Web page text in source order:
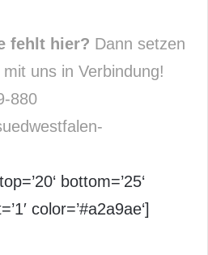
fehlt hier? Dann setzen
uns in Verbindung!
880
bottom=’25‘
color=’#a2a9ae‘]